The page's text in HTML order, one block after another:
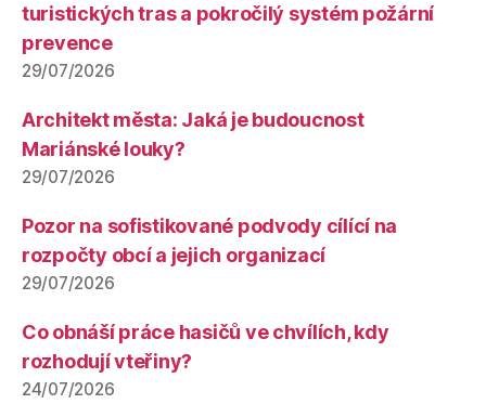
turistických tras a pokročilý systém požární
prevence
29/07/2026
Architekt města: Jaká je budoucnost
Mariánské louky?
29/07/2026
Pozor na sofistikované podvody cílící na
rozpočty obcí a jejich organizací
29/07/2026
Co obnáší práce hasičů ve chvílích, kdy
rozhodují vteřiny?
24/07/2026